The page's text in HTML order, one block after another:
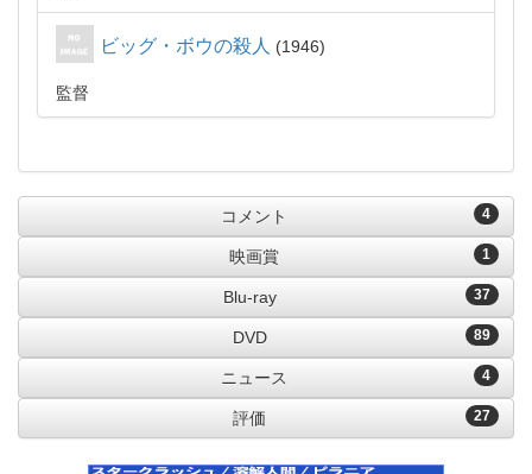
ビッグ・ボウの殺人 1946
監督
4
コメント
1
映画賞
37
Blu-ray
89
DVD
4
ニュース
27
評価